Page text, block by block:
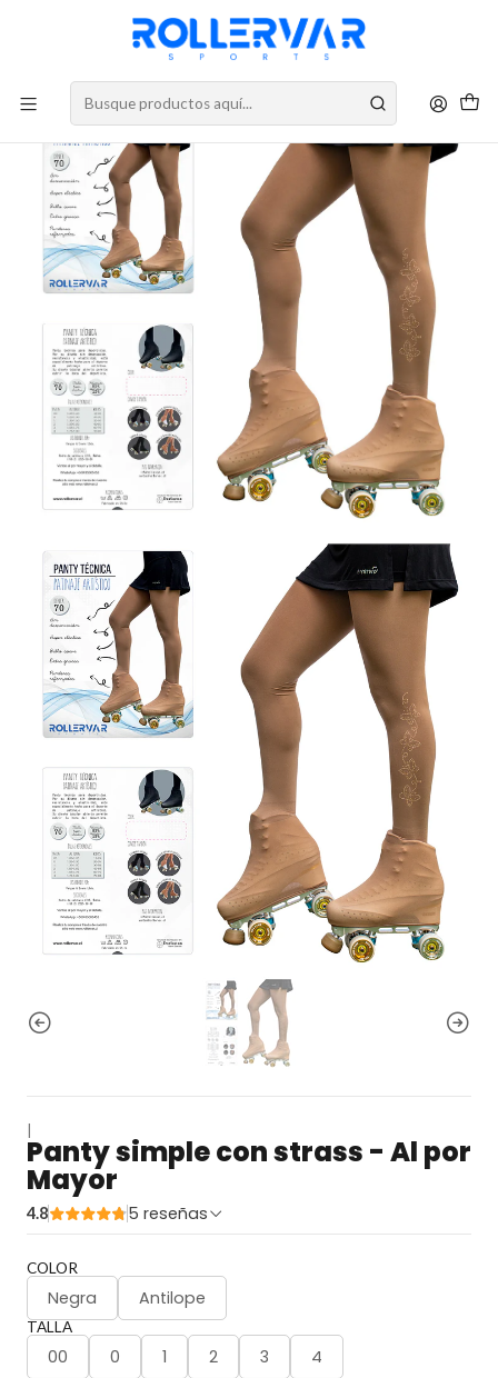
DESPACHOS A TODO CHILE
Panty simple con strass - Al por
Mayor
4.8 5 reseñas
COLOR
Negra Antilope
TALLA
00 0 1 2 3 4